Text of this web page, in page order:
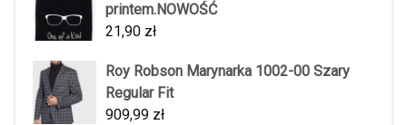
printem.NOWOŚĆ
21,90 zł
Roy Robson Marynarka 1002-00 Szary
Regular Fit
909,99 zł